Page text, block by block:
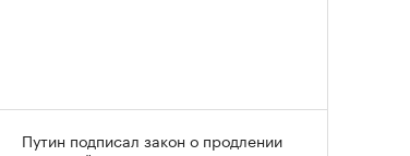
Путин подписал закон о продлении